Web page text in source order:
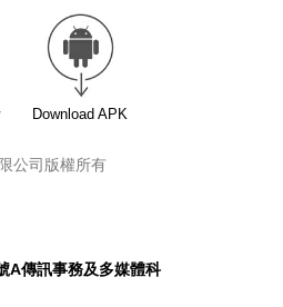
Download APK
公司版權所有
A傳訊事務及多媒體科